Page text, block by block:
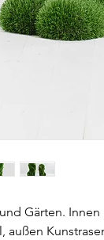
Gärten.
außen